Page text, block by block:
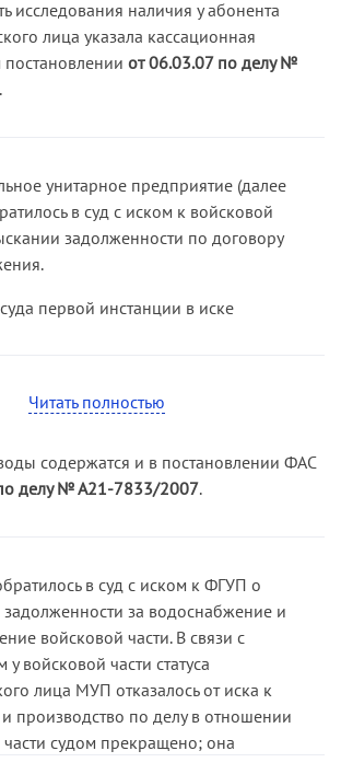
в пункте 1 Правил понятия
суды сделали вывод, что
ответчиком по делу является ОАО.
инстанции признал этот
исследования наличия у абонента
лица указала кассационная
постановлении от 06.03.07 по делу №
.
унитарное предприятие (далее
в суд с иском к войсковой
задолженности по договору
первой инстанции в иске
удовлетворен.
акты и направила дело на новое
России (заказчик, далее —
и войсковой частью (потребитель)
на оказание
услуг, по условиям
обязалось оказывать войсковой
по отпуску питьевой воды, приему и
сточных вод в определенном
Читать полностью
содержатся и в постановлении ФАС
делу № А21-7833/2007.
в суд с иском к ФГУП о
за водоснабжение и
войсковой части. В связи с
у войсковой части статуса
лица МУП отказалось от иска к
и производство по делу в отношении
судом прекращено; она